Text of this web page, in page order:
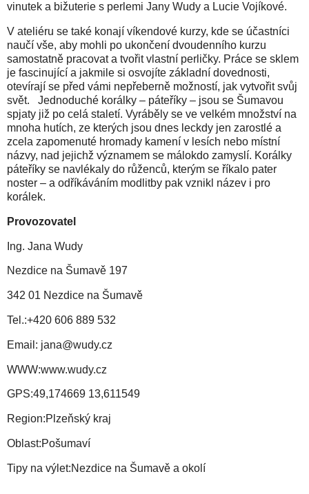
vinutek a bižuterie s perlemi Jany Wudy a Lucie Vojíkové.
V ateliéru se také konají víkendové kurzy, kde se účastníci
naučí vše, aby mohli po ukončení dvoudenního kurzu
samostatně pracovat a tvořit vlastní perličky. Práce se sklem
je fascinující a jakmile si osvojíte základní dovednosti,
otevírají se před vámi nepřeberně možností, jak vytvořit svůj
svět. Jednoduché korálky – páteříky – jsou se Šumavou
spjaty již po celá staletí. Vyráběly se ve velkém množství na
mnoha hutích, ze kterých jsou dnes leckdy jen zarostlé a
zcela zapomenuté hromady kamení v lesích nebo místní
názvy, nad jejichž významem se málokdo zamyslí. Korálky
páteříky se navlékaly do růženců, kterým se říkalo pater
noster – a odříkáváním modlitby pak vznikl název i pro
korálek.
Provozovatel
Ing. Jana Wudy
Nezdice na Šumavě 197
342 01 Nezdice na Šumavě
Tel.:+420 606 889 532
Email: jana@wudy.cz
WWW:www.wudy.cz
GPS:49,174669 13,611549
Region:Plzeňský kraj
Oblast:Pošumaví
Tipy na výlet:Nezdice na Šumavě a okolí